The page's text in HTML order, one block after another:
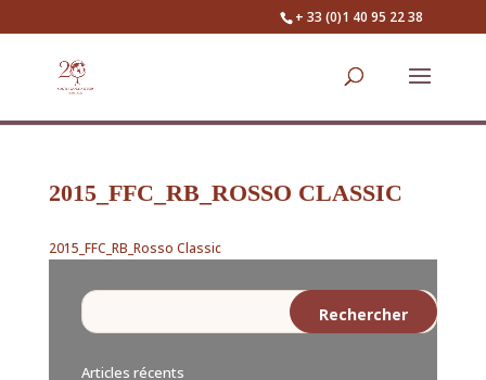
+ 33 (0)1 40 95 22 38
2015_FFC_RB_ROSSO CLASSIC
2015_FFC_RB_Rosso Classic
Articles récents